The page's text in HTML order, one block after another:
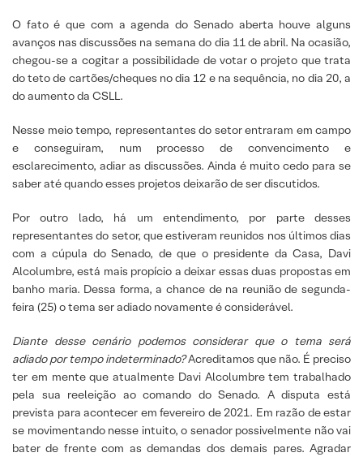
O fato é que com a agenda do Senado aberta houve alguns
avanços nas discussões na semana do dia 11 de abril. Na ocasião,
chegou-se a cogitar a possibilidade de votar o projeto que trata
do teto de cartões/cheques no dia 12 e na sequência, no dia 20, a
do aumento da CSLL.
Nesse meio tempo, representantes do setor entraram em campo
e conseguiram, num processo de convencimento e
esclarecimento, adiar as discussões. Ainda é muito cedo para se
saber até quando esses projetos deixarão de ser discutidos.
Por outro lado, há um entendimento, por parte desses
representantes do setor, que estiveram reunidos nos últimos dias
com a cúpula do Senado, de que o presidente da Casa, Davi
Alcolumbre, está mais propício a deixar essas duas propostas em
banho maria. Dessa forma, a chance de na reunião de segunda-
feira (25) o tema ser adiado novamente é considerável.
Diante desse cenário podemos considerar que o tema será
adiado por tempo indeterminado?Acreditamos que não. É preciso
ter em mente que atualmente Davi Alcolumbre tem trabalhado
pela sua reeleição ao comando do Senado. A disputa está
prevista para acontecer em fevereiro de 2021. Em razão de estar
se movimentando nesse intuito, o senador possivelmente não vai
bater de frente com as demandas dos demais pares. Agradar